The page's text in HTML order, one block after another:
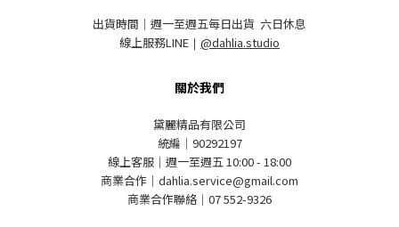
出貨時間｜週一至週五每日出貨 六日休息
線上服務LINE ｜ @dahlia.studio
關於我們
黛麗精品有限公司
統編｜90292197
線上客服｜週一至週五 10:00 - 18:00
商業合作｜dahlia.service@gmail.com
商業合作聯絡｜07 552-9326